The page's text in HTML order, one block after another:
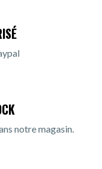
notre magasin.